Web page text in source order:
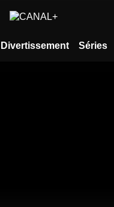
Divertissement Séries